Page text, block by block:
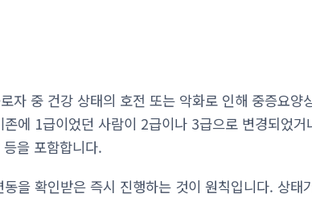
자 중 건강 상태의 호전 또는 악화로 인해 중증요양
에 1급이었던 사람이 2급이나 3급으로 변경되었
을 포함합니다.
을 확인받은 즉시 진행하는 것이 원칙입니다. 상태